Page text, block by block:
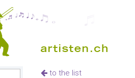
to the list